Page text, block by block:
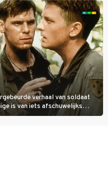
verhaal van soldaat
is van iets afschuwelijks
uit de school te klappen.